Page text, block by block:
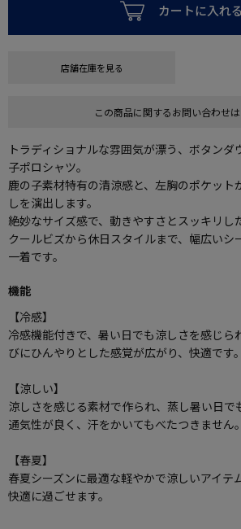
カートに入れる
店舗在庫を見る
この商品に関するお問い合わせ
トラディショナルな雰囲気が漂う、ボタンダ
子ポロシャツ。
鹿の子素材特有の清涼感と、左胸のポケット
しを演出します。
絶妙なサイズ感で、動きやすさとスッキリし
クールビズから休日スタイルまで、幅広いシ
一着です。
機能
【冷感】
冷感機能付きで、暑い日でも涼しさを感じら
びにひんやりとした感覚が広がり、快適です。
【涼しい】
涼しさを感じる素材で作られ、蒸し暑い日で
通気性が良く、汗をかいてもべたつきません。
【春夏】
春夏シーズンに最適な軽やかで涼しいアイテ
快適に過ごせます。